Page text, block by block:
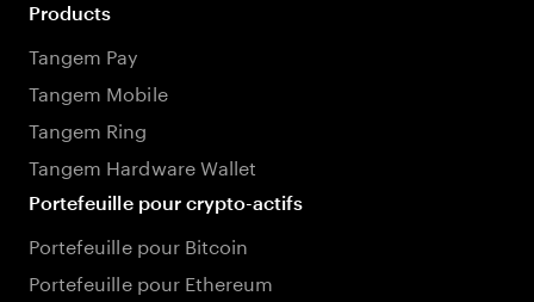
Products
Tangem Pay
Tangem Mobile
Tangem Ring
Tangem Hardware Wallet
Portefeuille pour crypto-actifs
Portefeuille pour Bitcoin
Portefeuille pour Ethereum